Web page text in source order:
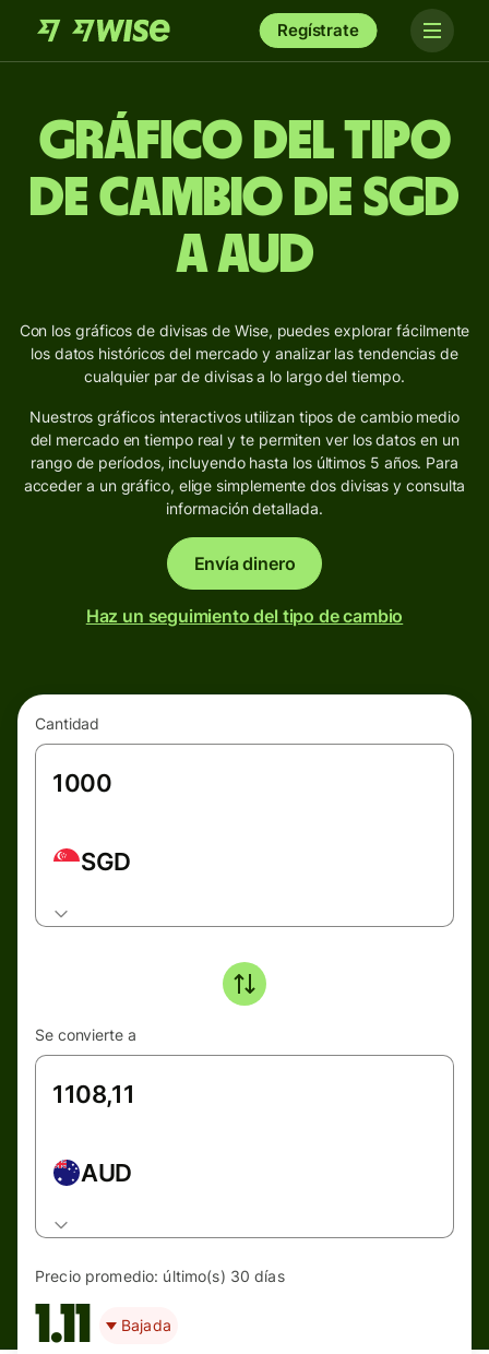
Regístrate
Gráfico del Tipo
de Cambio de SGD
a AUD
Con los gráficos de divisas de Wise, puedes explorar fácilmente
los datos históricos del mercado y analizar las tendencias de
cualquier par de divisas a lo largo del tiempo.
Nuestros gráficos interactivos utilizan tipos de cambio medio
del mercado en tiempo real y te permiten ver los datos en un
rango de períodos, incluyendo hasta los últimos 5 años. Para
acceder a un gráfico, elige simplemente dos divisas y consulta
información detallada.
Envía dinero
Haz un seguimiento del tipo de cambio
Cantidad
SGD
Se convierte a
AUD
Precio promedio: último(s) 30 días
1.11 Bajada